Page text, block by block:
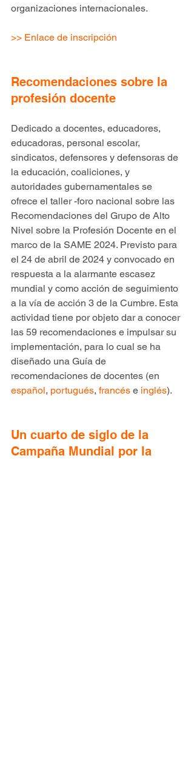
organizaciones internacionales.
>> Enlace de inscripción
Recomendaciones sobre la
profesión docente
Dedicado a docentes, educadores,
educadoras, personal escolar,
sindicatos, defensores y defensoras de
la educación, coaliciones, y
autoridades gubernamentales se
ofrece el taller -foro nacional sobre las
Recomendaciones del Grupo de Alto
Nivel sobre la Profesión Docente en el
marco de la SAME 2024. Previsto para
el 24 de abril de 2024 y convocado en
respuesta a la alarmante escasez
mundial y como acción de seguimiento
a la vía de acción 3 de la Cumbre. Esta
actividad tiene por objeto dar a conocer
las 59 recomendaciones e impulsar su
implementación, para lo cual se ha
diseñado una Guía de
recomendaciones de docentes (en
español, portugués, francés e inglés).
Un cuarto de siglo de la
Campaña Mundial por la